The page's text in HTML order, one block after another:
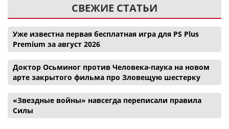
СВЕЖИЕ СТАТЬИ
Уже известна первая бесплатная игра для PS Plus
Premium за август 2026
Доктор Осьминог против Человека-паука на новом
арте закрытого фильма про Зловещую шестерку
«Звездные войны» навсегда переписали правила
Силы